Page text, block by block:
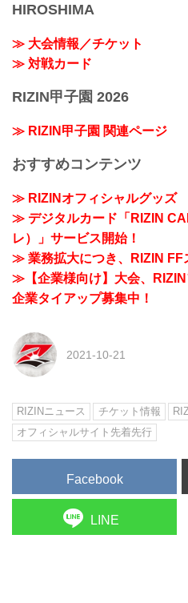
HIROSHIMA
≫ 大会情報／チケット
≫ 対戦カード
RIZIN甲子園 2026
≫ RIZIN甲子園 関連ページ
おすすめコンテンツ
≫ RIZINオフィシャルグッズ
≫ デジタルカード「RIZIN
レ）」サービス開始！
≫ 業務拡大につき、RIZIN FF
≫【企業様向け】大会、
企業タイアップ募集中！
2021-10-21
RIZINニュース チケット情報
オフィシャルサイト先着先行
Facebook
LINE